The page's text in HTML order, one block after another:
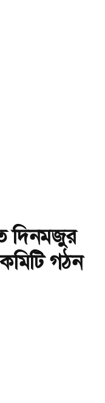
দিনমজুর
গঠন